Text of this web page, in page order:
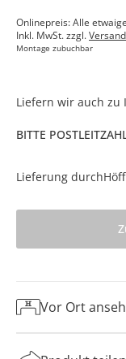
Onlinepreis: Alle
Inkl. MwSt. zzgl.Versand
Montage zubuchbar
Liefern wir auch zu
BITTE
Lieferung durch
Vor Ort